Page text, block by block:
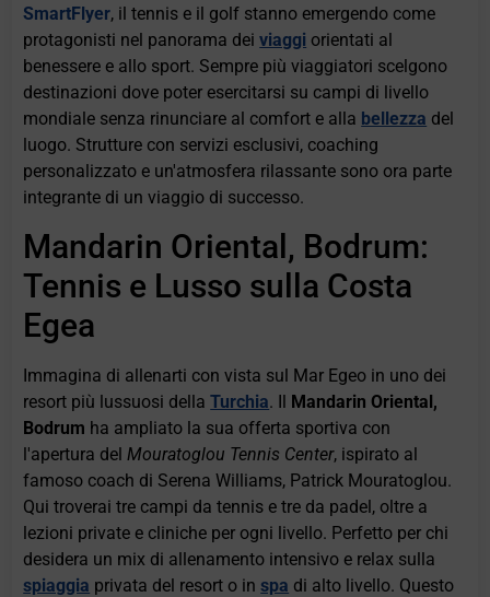
SmartFlyer, il tennis e il golf stanno emergendo come
protagonisti nel panorama deiviaggi orientati al
benessere e allo sport. Sempre più viaggiatori scelgono
destinazioni dove poter esercitarsi su campi di livello
mondiale senza rinunciare al comfort e alla bellezza del
luogo. Strutture con servizi esclusivi, coaching
personalizzato e un'atmosfera rilassante sono ora parte
integrante di un viaggio di successo.
Mandarin Oriental, Bodrum:
Tennis e Lusso sulla Costa
Egea
Immagina di allenarti con vista sul Mar Egeo in uno dei
resort più lussuosi dellaTurchia. Il Mandarin Oriental,
Bodrum ha ampliato la sua offerta sportiva con
l'apertura del Mouratoglou Tennis Center, ispirato al
famoso coach di Serena Williams, Patrick Mouratoglou.
Qui troverai tre campi da tennis e tre da padel, oltre a
lezioni private e cliniche per ogni livello. Perfetto per chi
desidera un mix di allenamento intensivo e relax sulla
spiaggia privata del resort o inspa di alto livello. Questo